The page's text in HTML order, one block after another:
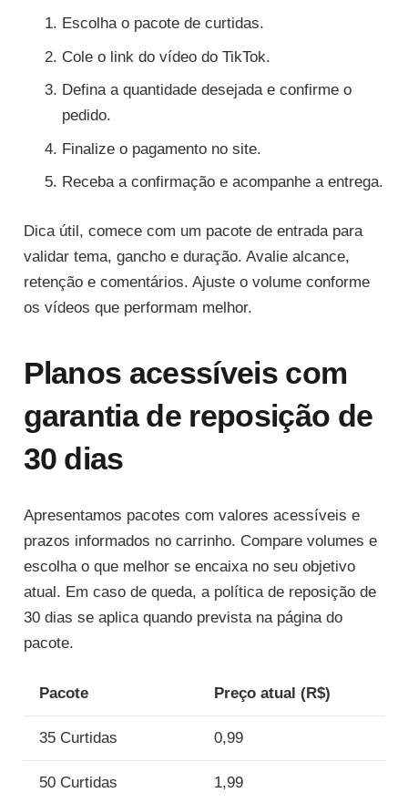
Escolha o pacote de curtidas.
Cole o link do vídeo do TikTok.
Defina a quantidade desejada e confirme o
pedido.
Finalize o pagamento no site.
Receba a confirmação e acompanhe a entrega.
Dica útil, comece com um pacote de entrada para
validar tema, gancho e duração. Avalie alcance,
retenção e comentários. Ajuste o volume conforme
os vídeos que performam melhor.
Planos acessíveis com
garantia de reposição de
30 dias
Apresentamos pacotes com valores acessíveis e
prazos informados no carrinho. Compare volumes e
escolha o que melhor se encaixa no seu objetivo
atual. Em caso de queda, a política de reposição de
30 dias se aplica quando prevista na página do
pacote.
Pacote Preço atual (R$)
35 Curtidas 0,99
50 Curtidas 1,99